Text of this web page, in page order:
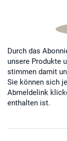
Durch das
unsere Produkte
stimmen damit
Sie können sich
Abmeldelink
enthalten ist.